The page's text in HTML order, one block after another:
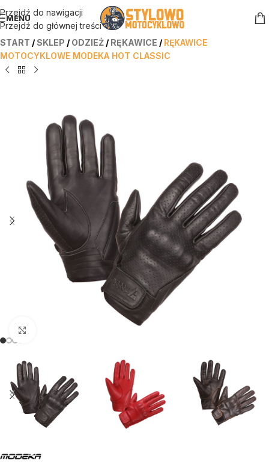
Przejdź do nawigacji
Przejdź do głównej treści
MENU
START /SKLEP / ODZIEŻ / RĘKAWICE / RĘKAWICE
MOTOCYKLOWE MODEKA HOT CLASSIC